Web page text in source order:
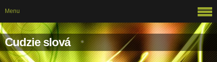
Cudzie slová
Menu